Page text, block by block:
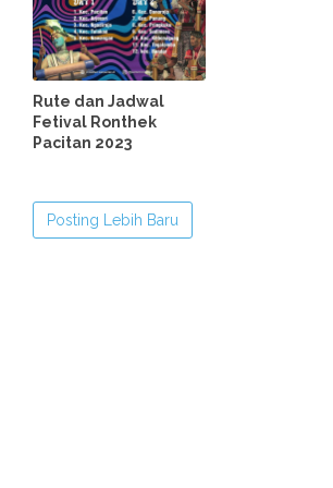
Rute dan Jadwal
Fetival Ronthek
Pacitan 2023
Posting Lebih Baru